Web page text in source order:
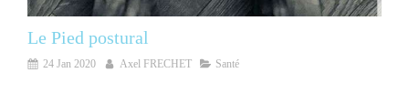
Le Pied postural
24 Jan 2020 Axel FRECHET Santé